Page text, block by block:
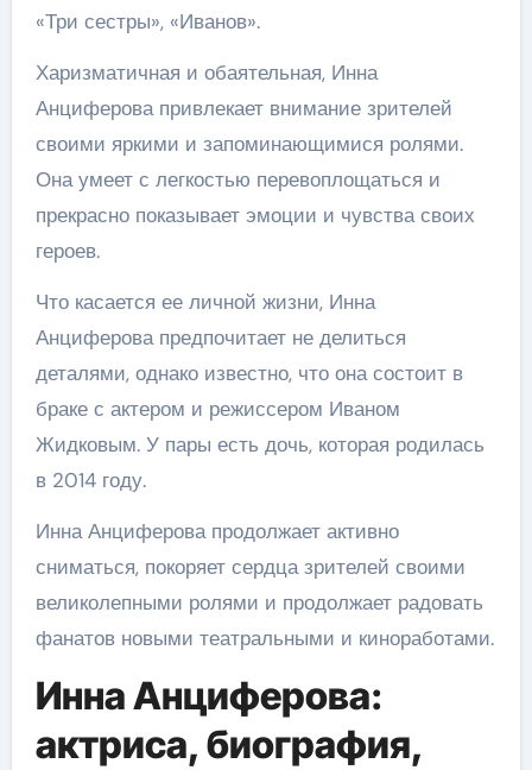
«Три сестры», «Иванов».
Харизматичная и обаятельная, Инна
Анциферова привлекает внимание зрителей
своими яркими и запоминающимися ролями.
Она умеет с легкостью перевоплощаться и
прекрасно показывает эмоции и чувства своих
героев.
Что касается ее личной жизни, Инна
Анциферова предпочитает не делиться
деталями, однако известно, что она состоит в
браке с актером и режиссером Иваном
Жидковым. У пары есть дочь, которая родилась
в 2014 году.
Инна Анциферова продолжает активно
сниматься, покоряет сердца зрителей своими
великолепными ролями и продолжает радовать
фанатов новыми театральными и киноработами.
Инна Анциферова:
актриса, биография,